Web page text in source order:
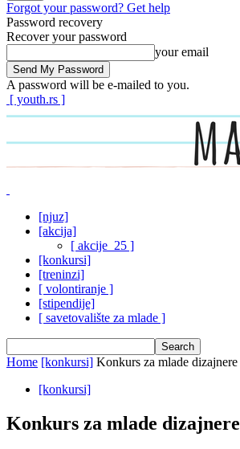
Forgot your password? Get help
Password recovery
Recover your password
your email
A password will be e-mailed to you.
[ youth.rs ]
[njuz]
[akcija]
[ akcije_25 ]
[konkursi]
[treninzi]
[ volontiranje ]
[stipendije]
[ savetovalište za mlade ]
Home [konkursi] Konkurs za mlade dizajnere
[konkursi]
Konkurs za mlade dizajnere